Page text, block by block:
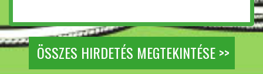
ÖSSZES HIRDETÉS MEGTEKINTÉSE >>